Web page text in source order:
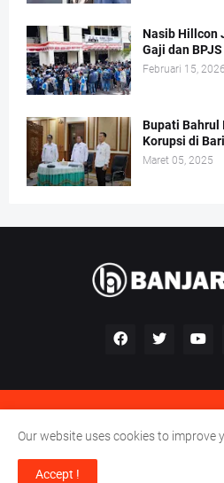
Nasib Hillcon
Gaji dan
Februari 15, 2026
Bupati Bahrul
Korupsi di
Maret 05, 2025
Pedoman
Our website uses cookies to improve
Accept !